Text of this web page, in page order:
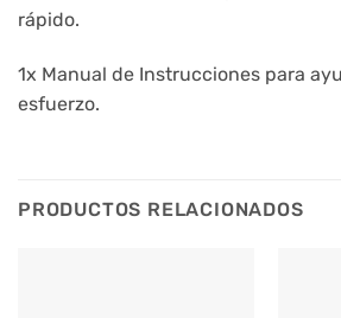
rápido.
1x Manual de Instrucciones para
esfuerzo.
PRODUCTOS RELACIONADOS